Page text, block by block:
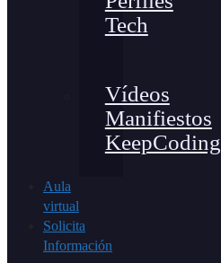
Tech
Vídeos
Manifiestos
KeepCoding
Aula
virtual
Solicita
Información